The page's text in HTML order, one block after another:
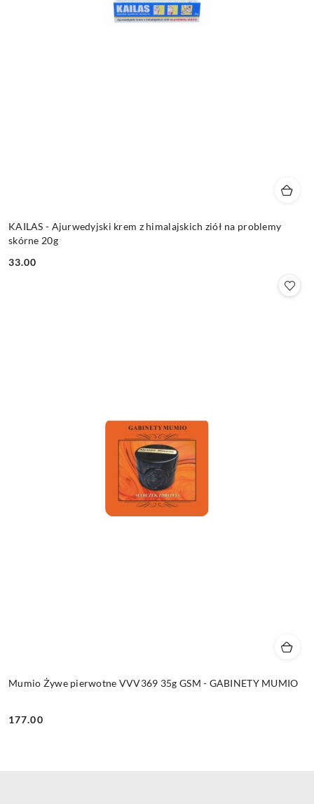
KAILAS - Ajurwedyjski krem z himalajskich ziół na problemy
skórne 20g
Cena:
33.00
Mumio Żywe pierwotne VVV369 35g GSM - GABINETY MUMIO
Cena:
177.00